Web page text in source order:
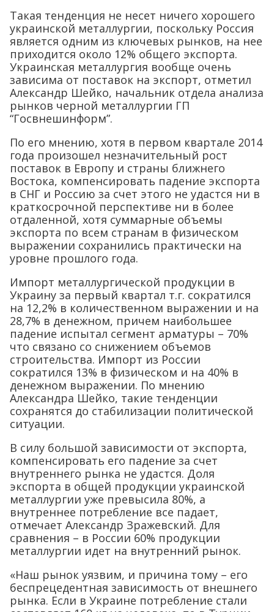
Такая тенденция не несет ничего хорошего
украинской металлургии, поскольку Россия
является одним из ключевых рынков, на нее
приходится около 12% общего экспорта.
Украинская металлургия вообще очень
зависима от поставок на экспорт, отметил
Александр Шейко, начальник отдела анализа
рынков черной металлургии ГП
“Госвнешинформ”.
По его мнению, хотя в первом квартале 2014
года произошел незначительный рост
поставок в Европу и страны ближнего
Востока, компенсировать падение экспорта
в СНГ и Россию за счет этого не удастся ни в
краткосрочной перспективе ни в более
отдаленной, хотя суммарные объемы
экспорта по всем странам в физическом
выражении сохранились практически на
уровне прошлого года.
Импорт металлургической продукции в
Украину за первый квартал т.г. сократился
на 12,2% в количественном выражении и на
28,7% в денежном, причем наибольшее
падение испытал сегмент арматуры – 70%
что связано со снижением объемов
строительства. Импорт из России
сократился 13% в физическом и на 40% в
денежном выражении. По мнению
Александра Шейко, такие тенденции
сохранятся до стабилизации политической
ситуации.
В силу большой зависимости от экспорта,
компенсировать его падение за счет
внутреннего рынка не удастся. Доля
экспорта в общей продукции украинской
металлургии уже превысила 80%, а
внутреннее потребление все падает,
отмечает Александр Зражевский. Для
сравнения – в России 60% продукции
металлургии идет на внутренний рынок.
«Наш рынок уязвим, и причина тому – его
беспрецедентная зависимость от внешнего
рынка. Если в Украине потребление стали